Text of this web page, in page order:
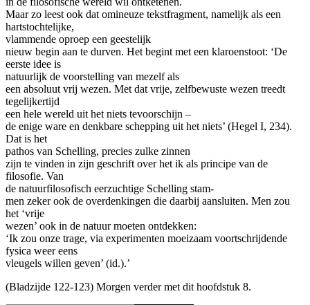
Maar zo leest ook dat omineuze tekstfragment, namelijk als een
hartstochtelijke,
vlammende oproep een geestelijk
nieuw begin aan te durven. Het begint met een klaroenstoot: ‘De
eerste idee is
natuurlijk de voorstelling van mezelf als
een absoluut vrij wezen. Met dat vrije, zelfbewuste wezen treedt
tegelijkertijd
een hele wereld uit het niets tevoorschijn –
de enige ware en denkbare schepping uit het niets’ (Hegel I, 234).
Dat is het
pathos van Schelling, precies zulke zinnen
zijn te vinden in zijn geschrift over het ik als principe van de
filosofie. Van
de natuurfilosofisch eerzuchtige Schelling stam-
men zeker ook de overdenkingen die daarbij aansluiten. Men zou
het ‘vrije
wezen’ ook in de natuur moeten ontdekken:
‘Ik zou onze trage, via experimenten moeizaam voortschrijdende
fysica weer eens
vleugels willen geven’ (id.).’
(Bladzijde 122-123) Morgen verder met dit hoofdstuk 8.